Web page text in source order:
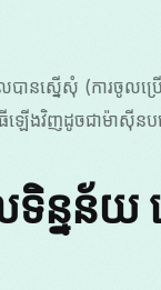
ានស្នើសុំ (ការចូលប្
ងវិញដូចជាម៉ាស៊ីនបម្
ន្នន័យ